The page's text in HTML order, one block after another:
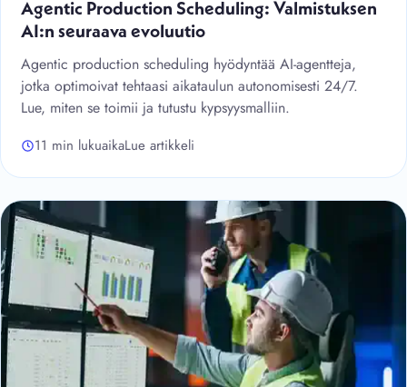
Agentic Production Scheduling: Valmistuksen
AI:n seuraava evoluutio
Agentic production scheduling hyödyntää AI-agentteja,
jotka optimoivat tehtaasi aikataulun autonomisesti 24/7.
Lue, miten se toimii ja tutustu kypsyysmalliin.
11 min lukuaikaLue artikkeli